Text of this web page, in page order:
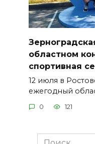
областном
спортивная
12 июля в
ежегодный
0 121
Search